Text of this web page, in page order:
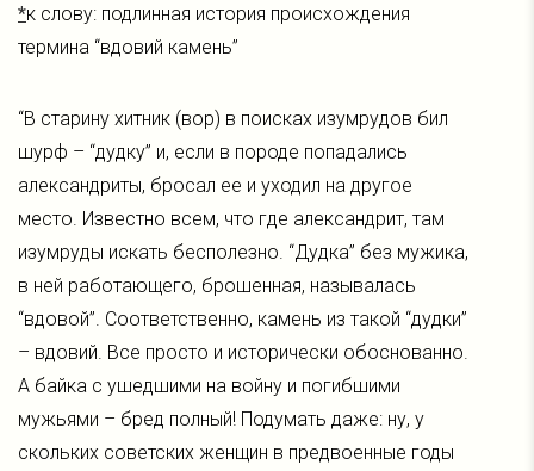
*к слову: подлинная история происхождения
термина “вдовий камень”
“В старину хитник (вор) в поисках изумрудов бил
шурф – “дудку” и, если в породе попадались
александриты, бросал ее и уходил на другое
место. Известно всем, что где александрит, там
изумруды искать бесполезно. “Дудка” без мужика,
в ней работающего, брошенная, называлась
“вдовой”. Соответственно, камень из такой “дудки”
– вдовий. Все просто и исторически обоснованно.
А байка с ушедшими на войну и погибшими
мужьями – бред полный! Подумать даже: ну, у
скольких советских женщин в предвоенные годы